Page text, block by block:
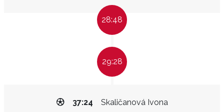
28:48
29:28
Skaličanová Ivona
37:24